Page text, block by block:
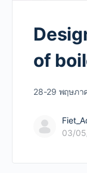
of
28-29 พฤษภา
03/